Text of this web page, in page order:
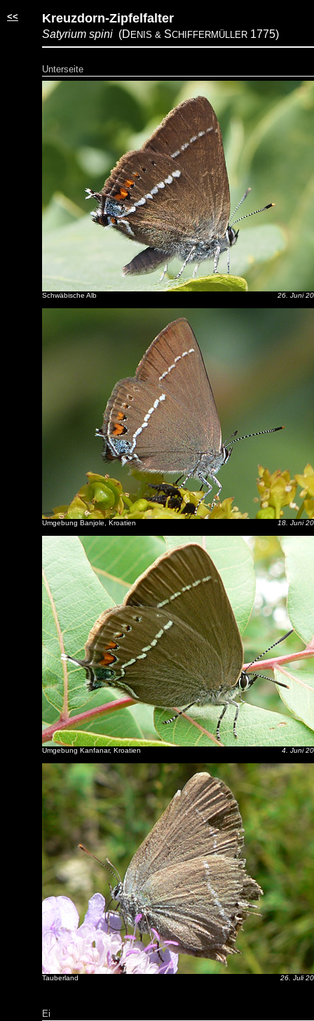
<< Kreuzdorn-Zipfelfalter
Satyrium spini (D ENIS & SCHIFFERMÜLLER 1775)
Unterseite
Schwäbische Alb 26. Juni
Umgebung Banjole, Kroatien 18. Juni
Umgebung Kanfanar, Kroatien 4. Juni
Tauberland 26. Juli
Ei